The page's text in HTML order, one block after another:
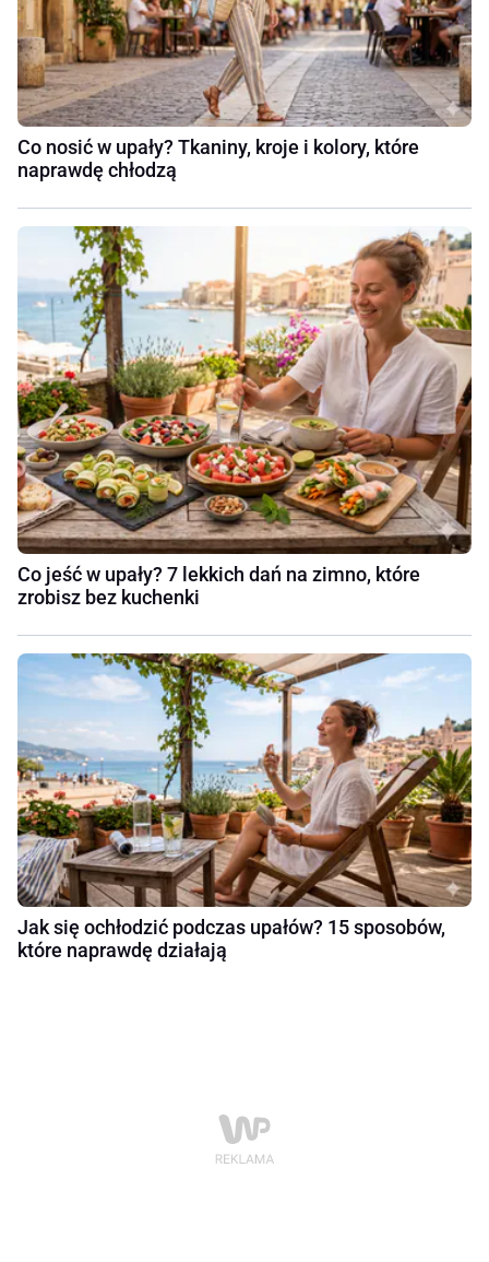
Co nosić w upały? Tkaniny, kroje i kolory, które
naprawdę chłodzą
Co jeść w upały? 7 lekkich dań na zimno, które
zrobisz bez kuchenki
Jak się ochłodzić podczas upałów? 15 sposobów,
które naprawdę działają